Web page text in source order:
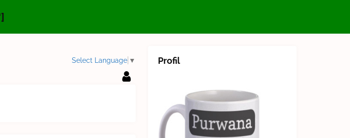
Select Language ▼ Profil